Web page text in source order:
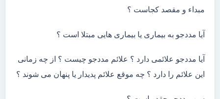
مبداء و مقصد کجاست ؟
آیا مددجو به بیماری یا بیماری هایی مبتلا است ؟
آیا مددجو علائمی دارد ؟ علائم مددجو چیست ؟ از چه زمانی
این علائم را دارد ؟ چه موقع علائم پدیدار یا پنهان می شوند ؟